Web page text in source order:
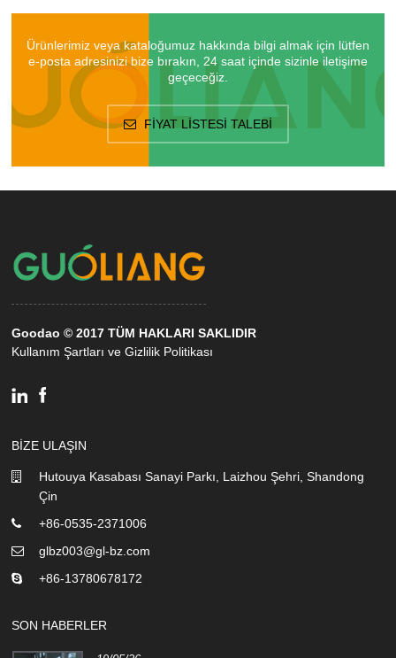
Ürünlerimiz veya kataloğumuz hakkında bilgi almak için lütfen
e-posta adresinizi bize bırakın, 24 saat içinde sizinle iletişime
geçeceğiz.
FIYAT LISTESI TALEBI
Goodao © 2017 TÜM HAKLARI SAKLIDIR
Kullanım Şartları ve Gizlilik Politikası
BIZE ULAŞIN
Hutouya Kasabası Sanayi Parkı, Laizhou Şehri, Shandong
Çin
+86-0535-2371006
glbz003@gl-bz.com
+86-13780678172
SON HABERLER